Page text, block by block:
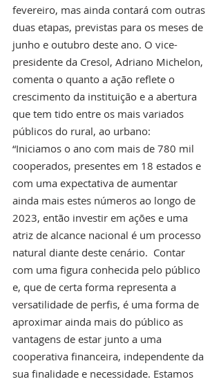
fevereiro, mas ainda contará com outras
duas etapas, previstas para os meses de
junho e outubro deste ano. O vice-
presidente da Cresol, Adriano Michelon,
comenta o quanto a ação reflete o
crescimento da instituição e a abertura
que tem tido entre os mais variados
públicos do rural, ao urbano:
“Iniciamos o ano com mais de 780 mil
cooperados, presentes em 18 estados e
com uma expectativa de aumentar
ainda mais estes números ao longo de
2023, então investir em ações e uma
atriz de alcance nacional é um processo
natural diante deste cenário.  Contar
com uma figura conhecida pelo público
e, que de certa forma representa a
versatilidade de perfis, é uma forma de
aproximar ainda mais do público as
vantagens de estar junto a uma
cooperativa financeira, independente da
sua finalidade e necessidade. Estamos